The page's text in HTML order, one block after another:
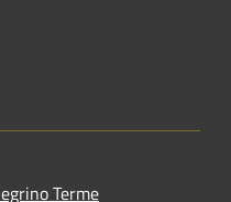
Terme